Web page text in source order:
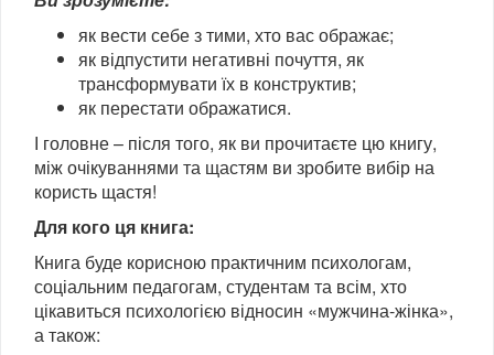
як вести себе з тими, хто вас ображає;
як відпустити негативні почуття, як
трансформувати їх в конструктив;
як перестати ображатися.
І головне – після того, як ви прочитаєте цю книгу,
між очікуваннями та щастям ви зробите вибір на
користь щастя!
Для кого ця книга:
Книга буде корисною практичним психологам,
соціальним педагогам, студентам та всім, хто
цікавиться психологією відносин «мужчина-жінка»,
а також: